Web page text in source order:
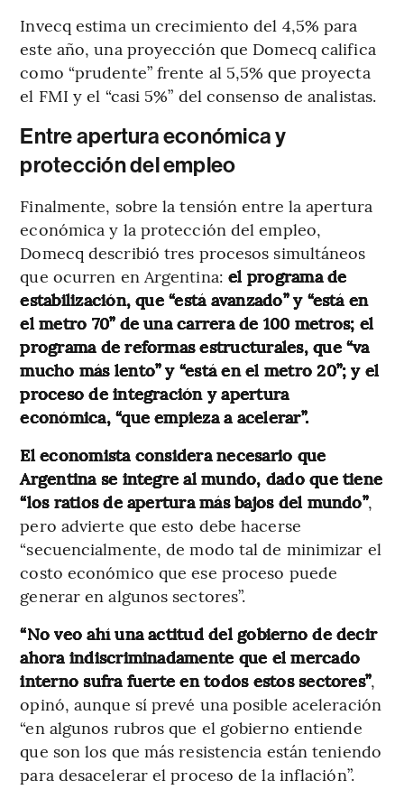
Invecq estima un crecimiento del 4,5% para
este año, una proyección que Domecq califica
como “prudente” frente al 5,5% que proyecta
el FMI y el “casi 5%” del consenso de analistas.
Entre apertura económica y
protección del empleo
Finalmente, sobre la tensión entre la apertura
económica y la protección del empleo,
Domecq describió tres procesos simultáneos
que ocurren en Argentina: el programa de
estabilización, que “está avanzado” y “está en
el metro 70” de una carrera de 100 metros; el
programa de reformas estructurales, que “va
mucho más lento” y “está en el metro 20”; y el
proceso de integración y apertura
económica, “que empieza a acelerar”.
El economista considera necesario que
Argentina se integre al mundo, dado que tiene
“los ratios de apertura más bajos del mundo”,
pero advierte que esto debe hacerse
“secuencialmente, de modo tal de minimizar el
costo económico que ese proceso puede
generar en algunos sectores”.
“No veo ahí una actitud del gobierno de decir
ahora indiscriminadamente que el mercado
interno sufra fuerte en todos estos sectores”,
opinó, aunque sí prevé una posible aceleración
“en algunos rubros que el gobierno entiende
que son los que más resistencia están teniendo
para desacelerar el proceso de la inflación”.